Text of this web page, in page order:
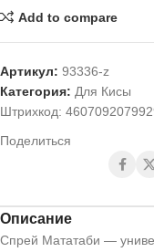
Add to compare
Артикул: 93336-z
Категория: Для Кисы
Штрихкод:
Поделиться
Описание
Спрей Мататаби —